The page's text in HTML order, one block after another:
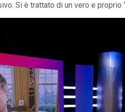
Si è trattato di un vero e proprio